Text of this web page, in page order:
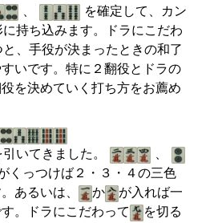
、
を確定して、カン
持ち込みます。ドラにこだわ
と、手役が決まったときの和了
いです。特に２翻役とドラの
を決めていく打ち方をお薦め
引いてきました。
、
くっつけば２・３・４の三色
あるいは、
か
が入れば一
。ドラにこだわって
を切る